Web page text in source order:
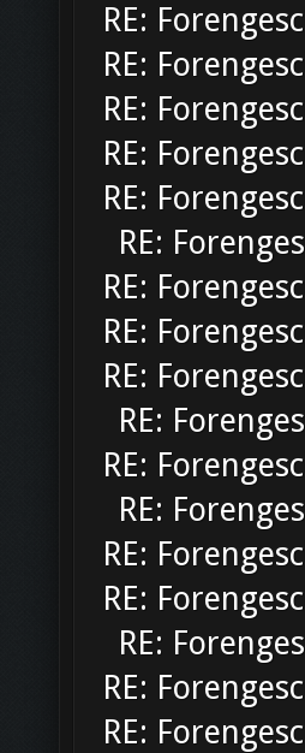
RE:
RE:
RE:
RE:
RE:
RE:
RE:
RE:
RE:
RE:
RE:
RE:
RE:
RE:
RE:
RE:
RE: